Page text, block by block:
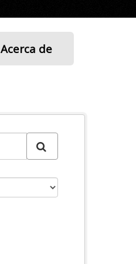
Acerca de